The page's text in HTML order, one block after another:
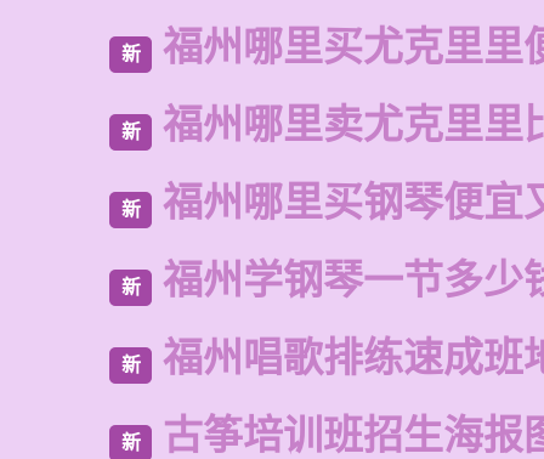
新 福州哪里买尤克里里
新 福州哪里卖尤克里里
新 福州哪里买钢琴便宜
新 福州学钢琴一节多少
新 福州唱歌排练速成班
新 古筝培训班招生海报